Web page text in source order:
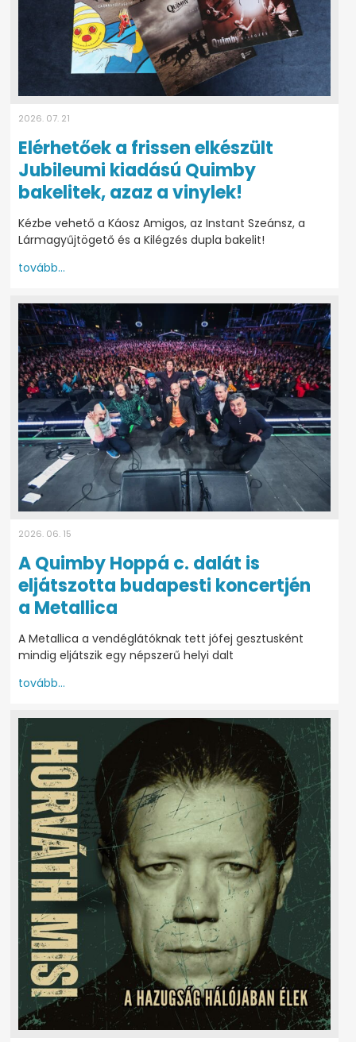
2026. 07. 21
Elérhetőek a frissen elkészült
Jubileumi kiadású Quimby
bakelitek, azaz a vinylek!
Kézbe vehető a Káosz Amigos, az Instant Szeánsz, a
Lármagyűjtögető és a Kilégzés dupla bakelit!
tovább...
2026. 06. 15
A Quimby Hoppá c. dalát is
eljátszotta budapesti koncertjén
a Metallica
A Metallica a vendéglátóknak tett jófej gesztusként
mindig eljátszik egy népszerű helyi dalt
tovább...